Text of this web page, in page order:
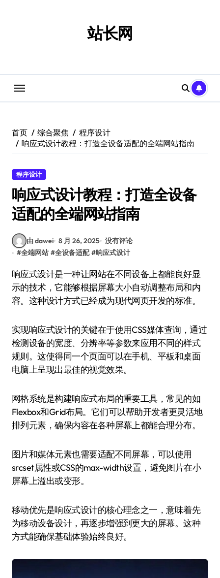
站长网
首页 综合聚焦
程序设计
响应式设计教程：打造全设备适配的全端网站指南
程序设计
响应式设计教程：打造全设备
适配的全端网站指南
由 dawei 8 月 26, 2025 没有评论
#全端网站 #全设备适配 #响应式设计
响应式设计是一种让网站在不同设备上都能良好显
示的技术，它能够根据屏幕大小自动调整布局和内
容。这种设计方式已经成为现代网页开发的标准。
实现响应式设计的关键在于使用CSS媒体查询，通过
检测设备的宽度、分辨率等参数来应用不同的样式
规则。这使得同一个页面可以在手机、平板和桌面
电脑上呈现出最佳的视觉效果。
网格系统是构建响应式布局的重要工具，常见的如
Flexbox和Grid布局。它们可以帮助开发者更灵活地
排列元素，确保内容在各种屏幕上都能合理分布。
图片和媒体元素也需要适配不同屏幕，可以使用
srcset属性或CSS的max-width设置，避免图片在小
屏幕上溢出或变形。
移动优先是响应式设计的核心理念之一，意味着先
为移动设备设计，再逐步增强到更大的屏幕。这种
方式能确保基础体验始终良好。